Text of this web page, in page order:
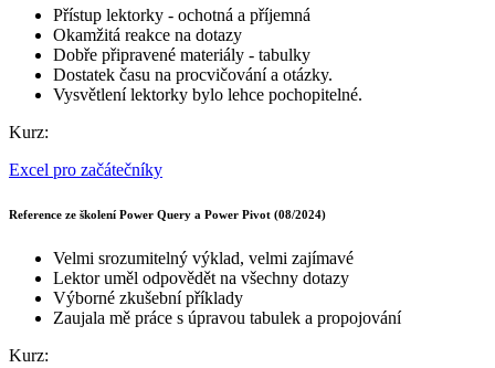
Přístup lektorky - ochotná a příjemná
Okamžitá reakce na dotazy
Dobře připravené materiály - tabulky
Dostatek času na procvičování a otázky.
Vysvětlení lektorky bylo lehce pochopitelné.
Kurz:
Excel pro začátečníky
Reference ze školení Power Query a Power Pivot (08/2024)
Velmi srozumitelný výklad, velmi zajímavé
Lektor uměl odpovědět na všechny dotazy
Výborné zkušební příklady
Zaujala mě práce s úpravou tabulek a propojování
Kurz: